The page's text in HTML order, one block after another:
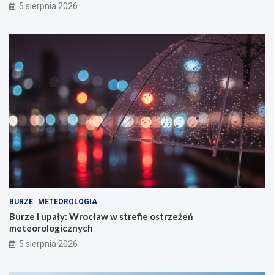
5 sierpnia 2026
BURZE METEOROLOGIA
Burze i upały: Wrocław w strefie ostrzeżeń
meteorologicznych
5 sierpnia 2026